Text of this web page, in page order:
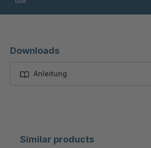
Downloads
Anleitung
Similar products